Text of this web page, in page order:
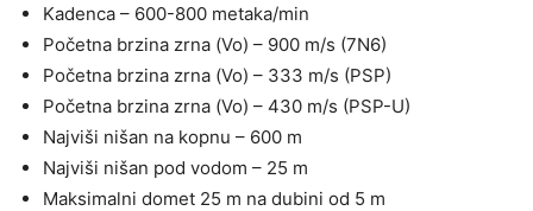
Kadenca – 600-800 metaka/min
Početna brzina zrna (Vo) – 900 m/s (7N6)
Početna brzina zrna (Vo) – 333 m/s (PSP)
Početna brzina zrna (Vo) – 430 m/s (PSP-U)
Najviši nišan na kopnu – 600 m
Najviši nišan pod vodom – 25 m
Maksimalni domet 25 m na dubini od 5 m